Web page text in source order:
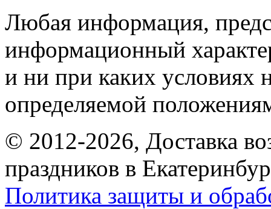
Любая информация,
информационный
и ни при каких условиях
определяемой
© 2012-2026, Доставка
праздников в
Политика защиты и